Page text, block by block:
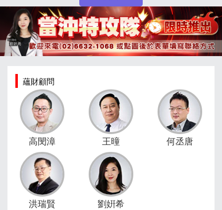
蘊財顧問
高閔漳 王曈 何丞唐
洪瑞賢 劉姸希